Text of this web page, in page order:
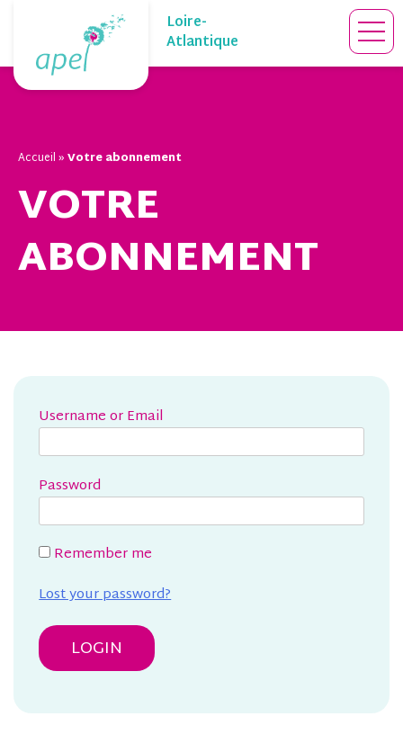
content
Loire-
Atlantique
Accueil»Votre abonnement
VOTRE
ABONNEMENT
Username or Email
Password
Remember me
Lost your password?